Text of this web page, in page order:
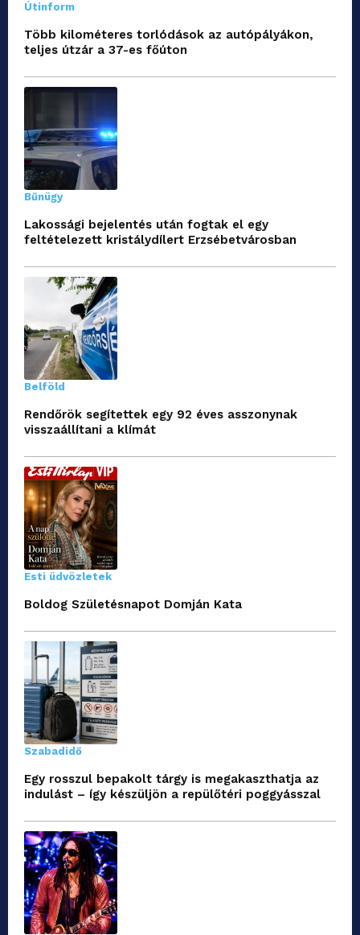
Útinform
Több kilométeres torlódások az autópályákon,
teljes útzár a 37-es főúton
Bűnügy
Lakossági bejelentés után fogtak el egy
feltételezett kristálydílert Erzsébetvárosban
Belföld
Rendőrök segítettek egy 92 éves asszonynak
visszaállítani a klímát
Esti üdvözletek
Boldog Születésnapot Domján Kata
Szabadidő
Egy rosszul bepakolt tárgy is megakaszthatja az
indulást – így készüljön a repülőtéri poggyásszal